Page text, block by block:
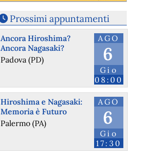
Prossimi appuntamenti
AGO
6
Gio
08:00
Ancora Hiroshima?
Ancora Nagasaki?
Padova (PD)
AGO
6
Gio
17:30
Hiroshima e Nagasaki:
Memoria è Futuro
Palermo (PA)